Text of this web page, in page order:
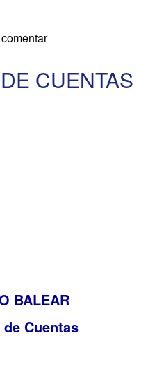
CUENTAS
BALEAR
Cuentas